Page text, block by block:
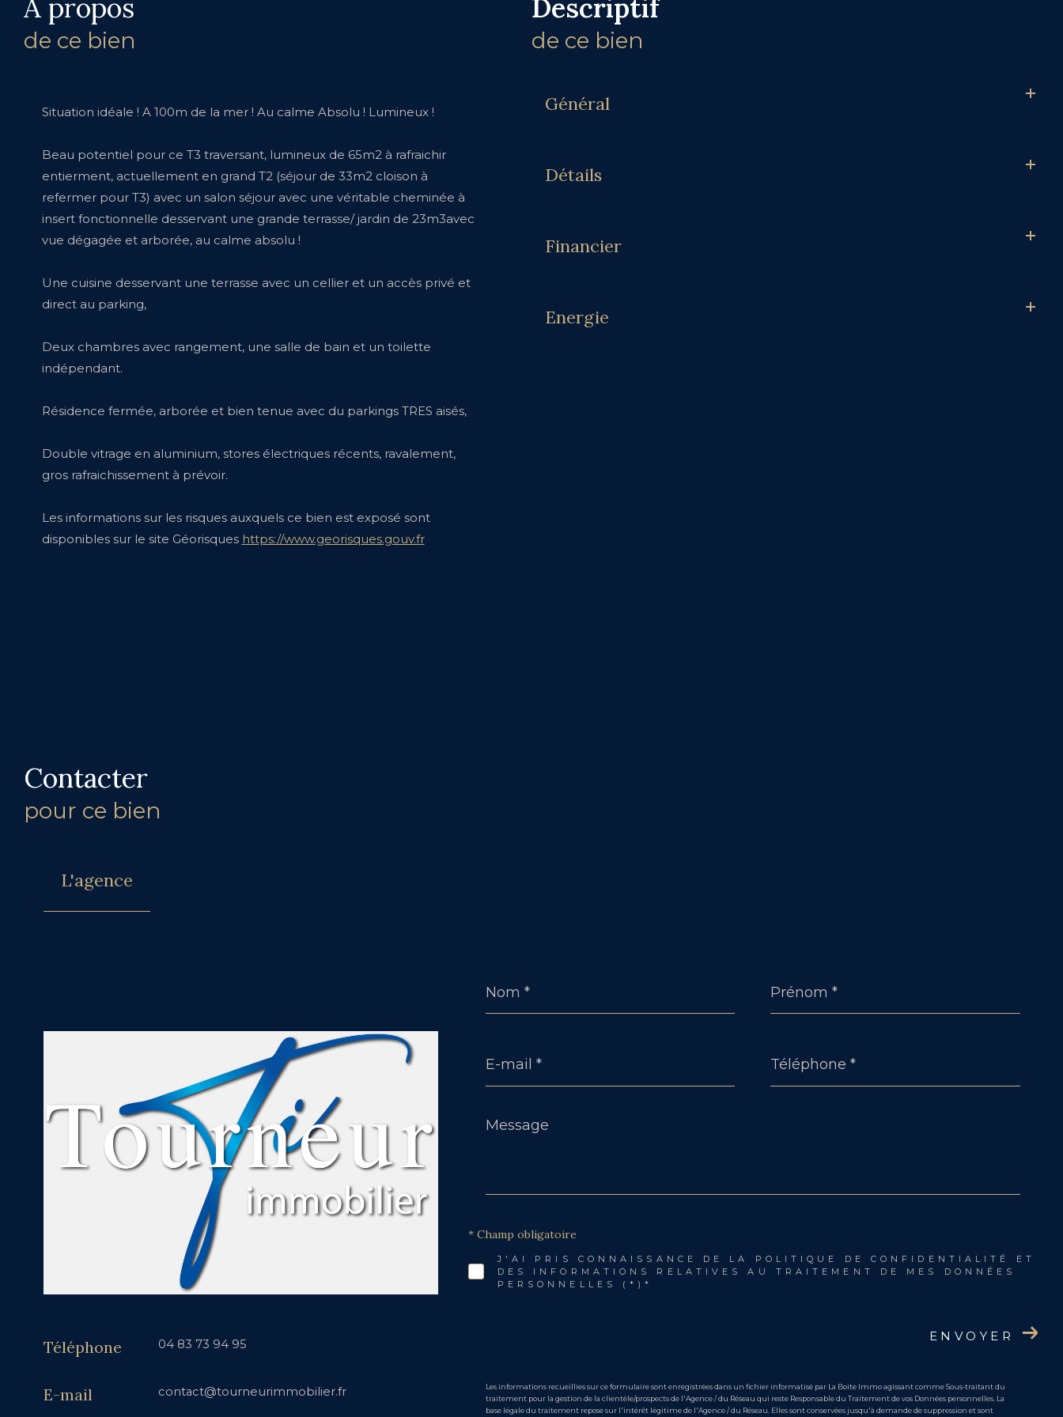
a propos
de ce bien
Situation idéale ! A 100m de la mer ! Au calme Absolu ! Lumineux !
Beau potentiel pour ce T3 traversant, lumineux de 65m2 à rafraichir
entierment, actuellement en grand T2 (séjour de 33m2 cloison à
refermer pour T3) avec un salon séjour avec une véritable cheminée à
insert fonctionnelle desservant une grande terrasse/ jardin de 23m3avec
vue dégagée et arborée, au calme absolu !
Une cuisine desservant une terrasse avec un cellier et un accès privé et
direct au parking,
Deux chambres avec rangement, une salle de bain et un toilette
indépendant.
Résidence fermée, arborée et bien tenue avec du parkings TRES aisés,
Double vitrage en aluminium, stores électriques récents, ravalement,
gros rafraichissement à prévoir.
Les informations sur les risques auxquels ce bien est exposé sont
disponibles sur le site Géorisques https://www.georisques.gouv.fr
descriptif
de ce bien
Général
Détails
Financier
Energie
Contacter
pour ce bien
L'agence
Téléphone 04 83 73 94 95
E-mail contact@tourneurimmobilier.fr
* *
mail
*
*
Message
*
J'AI PRIS CONNAISSANCE DE LA POLITIQUE DE CONFIDENTIALITÉ ET
DES INFORMATIONS RELATIVES AU TRAITEMENT DE MES DONNÉES
PERSONNELLES (*)*
* Champ obligatoire
ENVOYER
Les informations recueillies sur ce formulaire sont enregistrées dans un fichier informatisé par La Boite Immo agissant comme Sous-traitant du
traitement pour la gestion de la clientèle/prospects de l'Agence / du Réseau qui reste Responsable du Traitement de vos Données personnelles. La
base légale du traitement repose sur l'intérêt légitime de l'Agence / du Réseau. Elles sont conservées jusqu'à demande de suppression et sont